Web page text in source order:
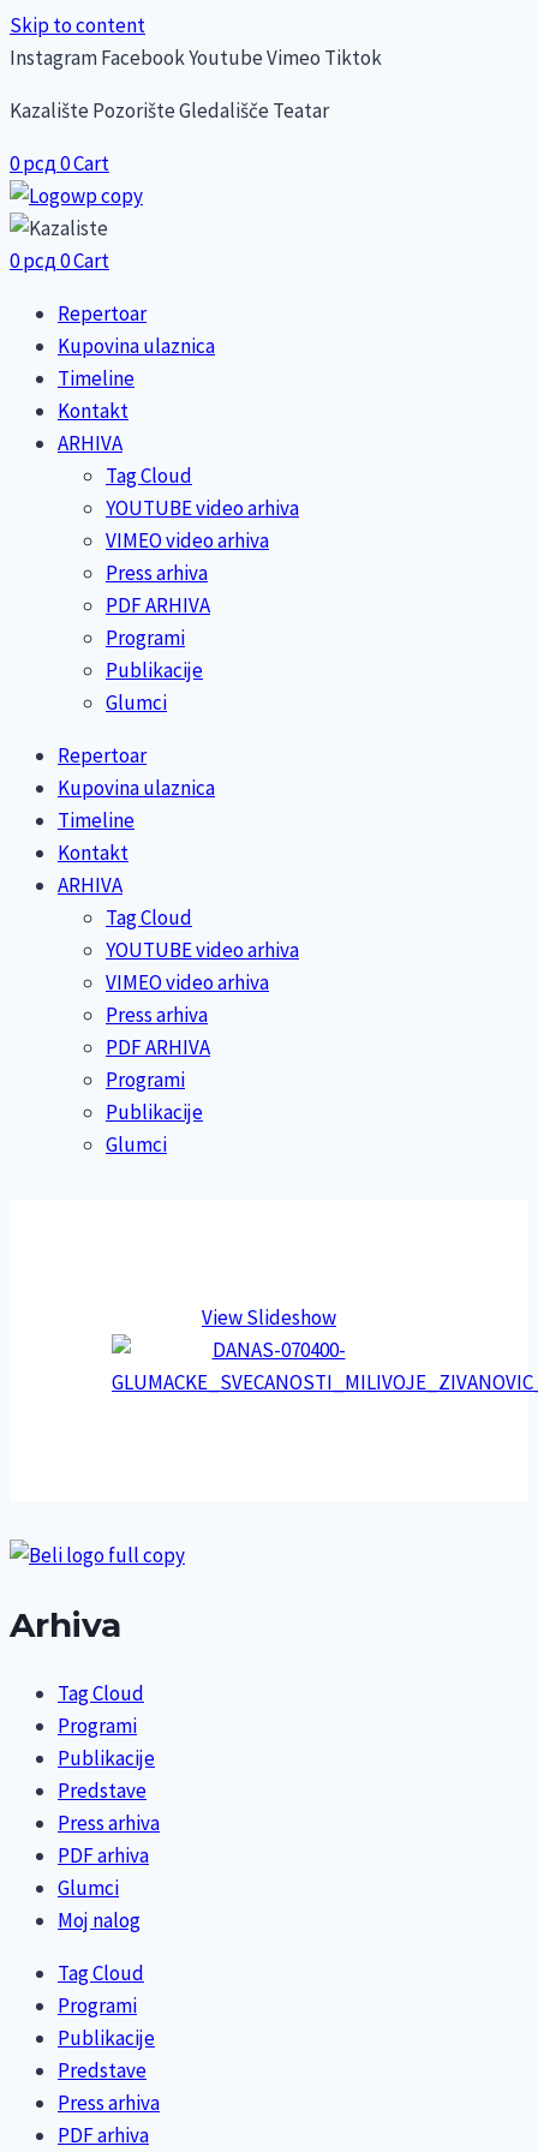
Skip to content
InstagramFacebookYoutubeVimeo Tiktok
Kazalište Pozorište Gledališče Teatar
0рсд0Cart
0рсд0Cart
Repertoar
Kupovina ulaznica
Timeline
Kontakt
ARHIVA
Tag Cloud
YOUTUBE video arhiva
VIMEO video arhiva
Press arhiva
PDF ARHIVA
Programi
Publikacije
Glumci
Repertoar
Kupovina ulaznica
Timeline
Kontakt
ARHIVA
Tag Cloud
YOUTUBE video arhiva
VIMEO video arhiva
Press arhiva
PDF ARHIVA
Programi
Publikacije
Glumci
View Slideshow
Arhiva
Tag Cloud
Programi
Publikacije
Predstave
Press arhiva
PDF arhiva
Glumci
Moj nalog
Tag Cloud
Programi
Publikacije
Predstave
Press arhiva
PDF arhiva